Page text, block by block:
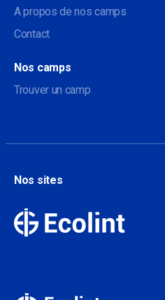
A propos de nos camps
Contact
Nos camps
Trouver un camp
Nos sites